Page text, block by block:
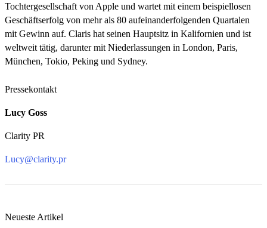
Tochtergesellschaft von Apple und wartet mit einem beispiellosen
Geschäftserfolg von mehr als 80 aufeinanderfolgenden Quartalen
mit Gewinn auf. Claris hat seinen Hauptsitz in Kalifornien und ist
weltweit tätig, darunter mit Niederlassungen in London, Paris,
München, Tokio, Peking und Sydney.
Pressekontakt
Lucy Goss
Clarity PR
Lucy@clarity.pr
Neueste Artikel